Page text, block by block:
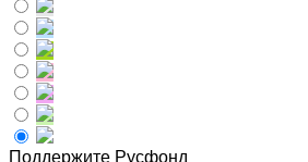
Поддержите Русфонд